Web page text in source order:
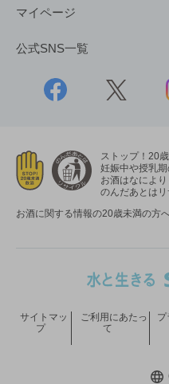
マイページ
公式SNS一覧
ストップ！20
妊娠中や授乳期
お酒はなにより
のんだあとはリ
お酒に関する情報の20歳未満の方
サイトマッ
プ
ご利用にあたっ
て
プ